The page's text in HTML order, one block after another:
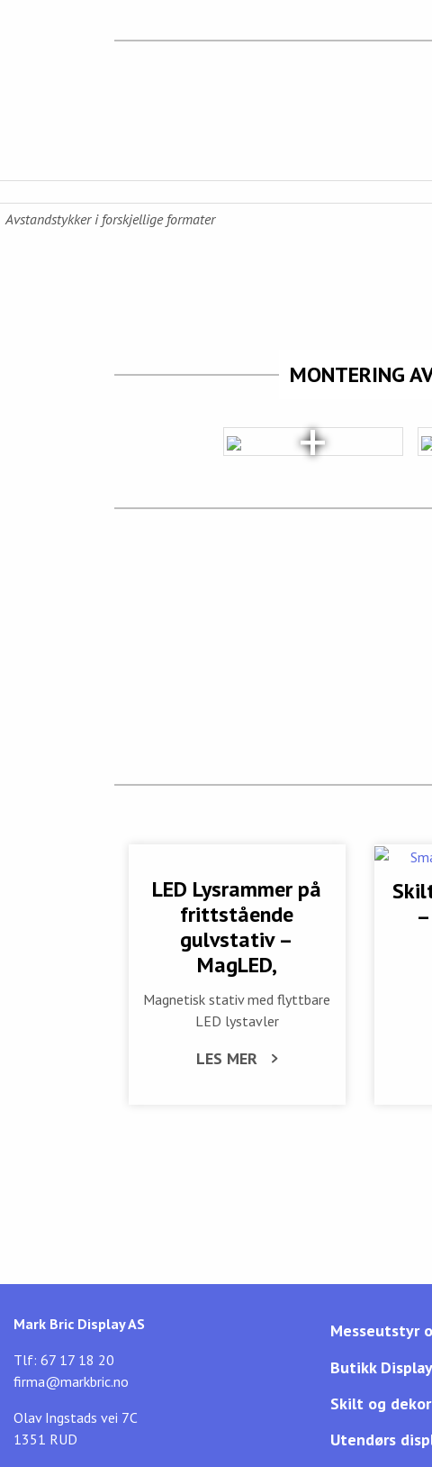
Avstandstykker i forskjellige formater
MONTERING
LED Lysrammer på
frittstående
gulvstativ –
MagLED,
Magnetisk stativ med flyttbare
LED lystavler
LES MER
Messeutstyr
Butikk Display
Skilt og dekor
Utendørs
Mark Bric Display AS
Tlf: 67 17 18 20
firma@markbric.no
Olav Ingstads vei 7C
1351 RUD